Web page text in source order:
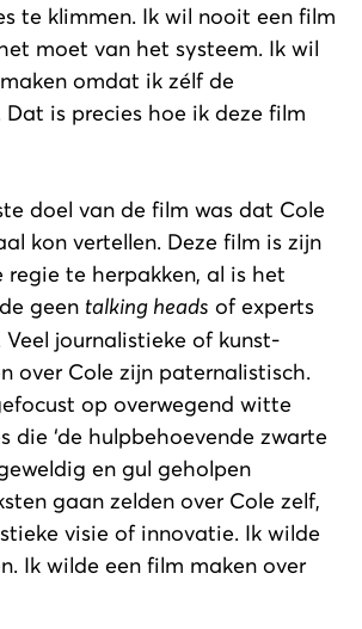
te klimmen. Ik wil nooit een film
moet van het systeem. Ik wil
omdat ik zélf de
is precies hoe ik deze film
doel van de film was dat Cole
kon vertellen. Deze film is zijn
te herpakken, al is het
geen talking heads of experts
journalistieke of kunst-
over Cole zijn paternalistisch.
op overwegend witte
die ‘de hulpbehoevende zwarte
en gul geholpen
gaan zelden over Cole zelf,
visie of innovatie. Ik wilde
Ik wilde een film maken over